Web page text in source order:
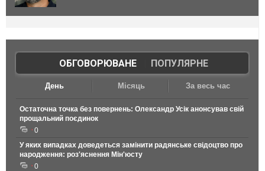
ОБГОВОРЮВАНЕ| ПОПУЛЯРНЕ
День Місяць За весь час
Остаточна точка без повернень: Олександр Усік анонсував свій
прощальний поєдинок
0
У яких випадках доведеться замінити радянське свідоцтво про
народження: роз'яснення Мін'юсту
0